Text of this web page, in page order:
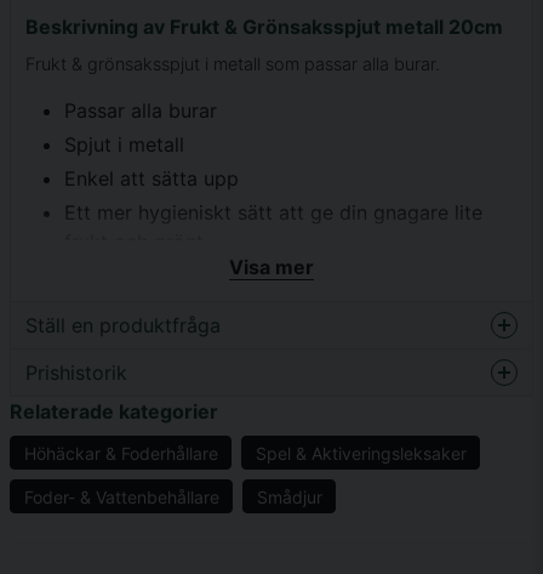
Beskrivning av Frukt & Grönsaksspjut metall 20cm
Frukt & grönsaksspjut i metall som passar alla burar.
Passar alla burar
Spjut i metall
Enkel att sätta upp
Ett mer hygieniskt sätt att ge din gnagare lite
Visa mer
Ställ en produktfråga
question
name
Namn
Prishistorik
Relaterade kategorier
Höhäckar & Foderhållare Spel & Aktiveringsleksaker
Foder- & Vattenbehållare Smådjur